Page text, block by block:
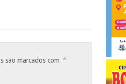
são marcados com *